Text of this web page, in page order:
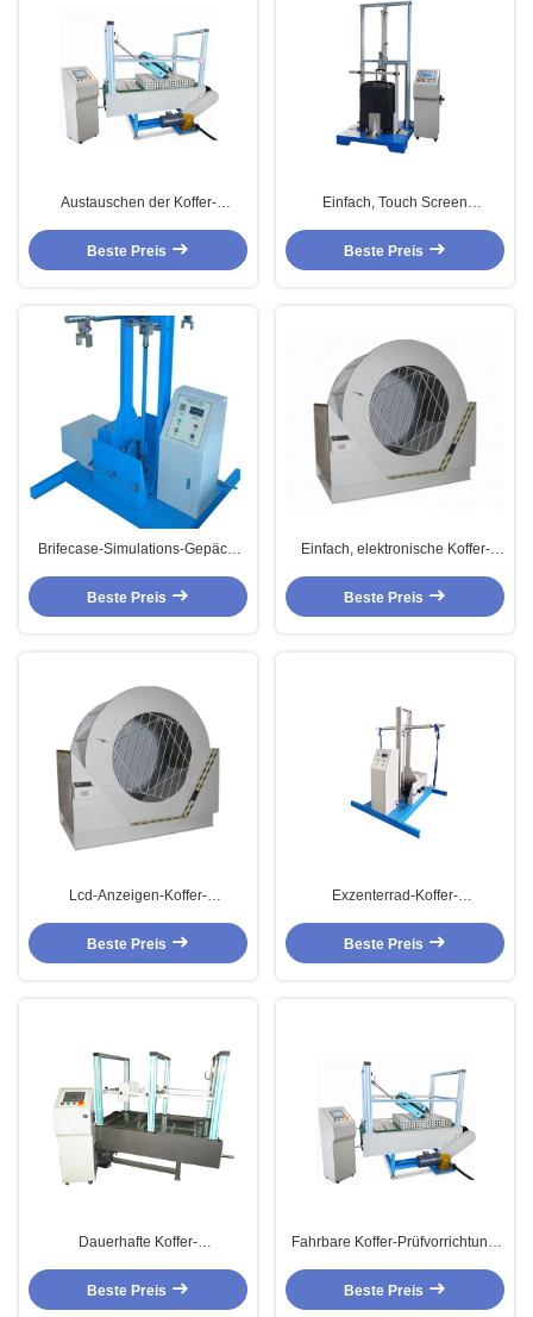
Austauschen der Koffer-
Erschütterungs-Testgeräts
Beste Preis
Einfach, Touch Screen
Prüfvorrichtung für Brifecase-Test
Beste Preis
Brifecase-Simulations-Gepäck-
Brifecase-Test
Beste Preis
Einfach, elektronische Koffer-
Gepäck/Brifecase-Test zu
Beste Preis
Lcd-Anzeigen-Koffer-
Tropfen-Prüfmaschine
Beste Preis
Exzenterrad-Koffer-
anhebendes Ermüdungs-
Testgerät
Beste Preis
Dauerhafte Koffer-
Ermüdungs-Prüfmaschine QB/T
2920-2007 lederne
Beste Preis
Fahrbare Koffer-Prüfvorrichtung,
Prüfmaschine
Beste Preis